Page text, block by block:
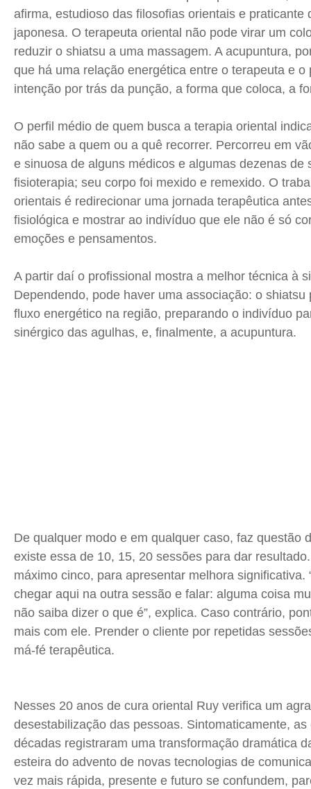
afirma, estudioso das filosofias orientais e praticante
japonesa. O terapeuta oriental não pode virar um
reduzir o shiatsu a uma massagem. A acupuntura,
que há uma relação energética entre o terapeuta e o
intenção por trás da punção, a forma que coloca, a
O perfil médio de quem busca a terapia oriental
não sabe a quem ou a quê recorrer. Percorreu em
e sinuosa de alguns médicos e algumas dezenas de
fisioterapia; seu corpo foi mexido e remexido. O
orientais é redirecionar uma jornada terapêutica
fisiológica e mostrar ao indivíduo que ele não é só
emoções e pensamentos.
A partir daí o profissional mostra a melhor técnica à
Dependendo, pode haver uma associação: o shiatsu
fluxo energético na região, preparando o indivíduo
sinérgico das agulhas, e, finalmente, a acupuntura.
De qualquer modo e em qualquer caso, faz questão
existe essa de 10, 15, 20 sessões para dar
máximo cinco, para apresentar melhora significativa.
chegar aqui na outra sessão e falar: alguma coisa
não saiba dizer o que é”, explica. Caso contrário,
mais com ele. Prender o cliente por repetidas
má-fé terapêutica.
Nesses 20 anos de cura oriental Ruy verifica um
desestabilização das pessoas. Sintomaticamente, as
décadas registraram uma transformação dramática
esteira do advento de novas tecnologias de
vez mais rápida, presente e futuro se confundem,